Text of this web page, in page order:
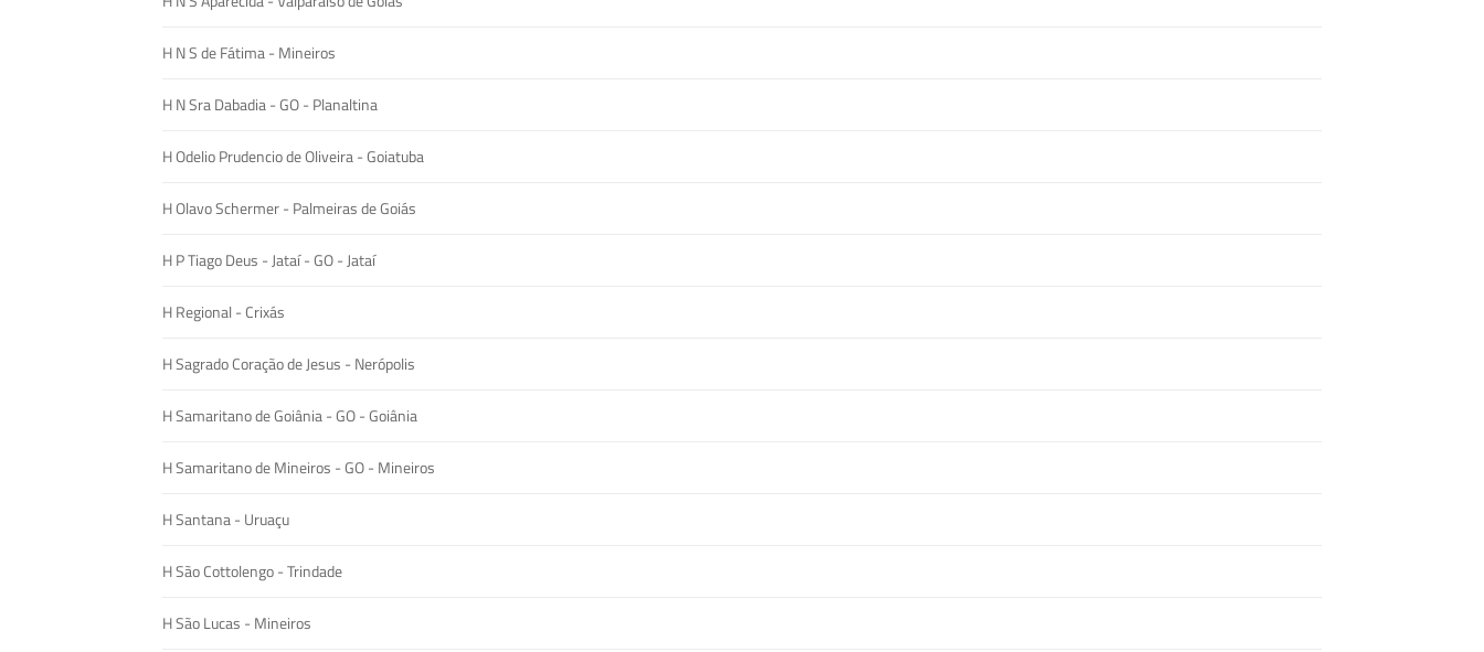
H N S de Fátima - Mineiros
H N Sra Dabadia - GO - Planaltina
H Odelio Prudencio de Oliveira - Goiatuba
H Olavo Schermer - Palmeiras de Goiás
H P Tiago Deus - Jataí - GO - Jataí
H Regional - Crixás
H Sagrado Coração de Jesus - Nerópolis
H Samaritano de Goiânia - GO - Goiânia
H Samaritano de Mineiros - GO - Mineiros
H Santana - Uruaçu
H São Cottolengo - Trindade
H São Lucas - Mineiros